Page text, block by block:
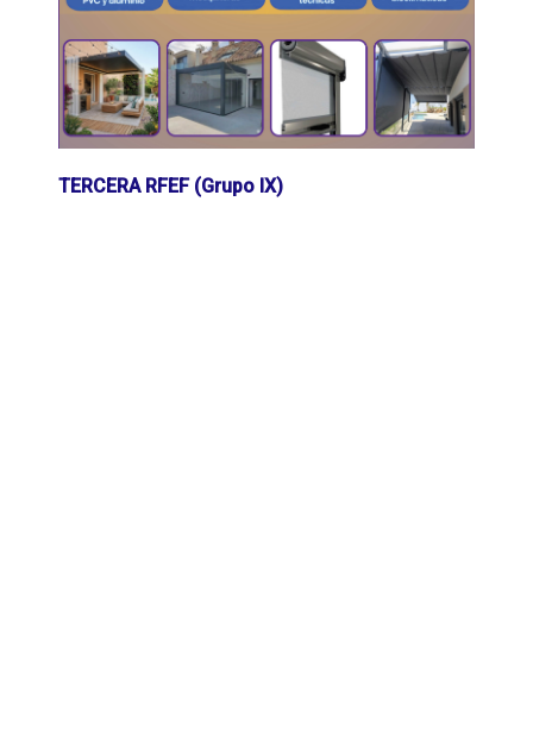
TERCERA RFEF (Grupo IX)